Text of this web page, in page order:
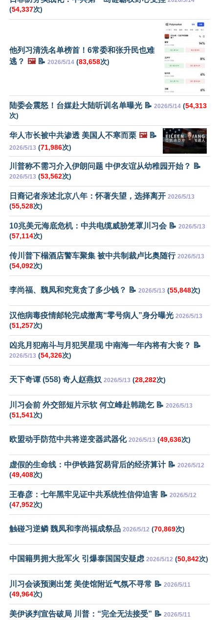
(54,337次)
他列习清洗名单榜首！6常委和张升民也难
逃？ 🖼️📝 2026/5/14 (83,658次)
陆委会震怒！台媒赴大陆听训名单曝光 📝 2026/5/14 (54,313
次)
华人市长被中共渗透 美国人不寒而栗 🖼️📝
2026/5/13 (71,986次)
川普称不需习介入伊朗问题 中伊友谊从幼稚园开始？ 📝
2026/5/13 (53,562次)
日裔记者亲述北京八年：怀著失望，选择离开 2026/5/13
(55,528次)
10兆美元海底危机：中共电缆威胁笼罩川习会 📝 2026/5/13
(57,114次)
传川普下榻酒店警车聚集 被中共制裁卢比奥随行 2026/5/13
(54,092次)
李尚福、魏凤和究竟贪了多少钱？ 📝 2026/5/13 (55,848次)
汉他病毒疫情邮轮完成撤离“零号病人”身分曝光 2026/5/13
(51,257次)
凶兆月犯南斗与月犯哭星现 中南海一年内将有大丧？ 📝
2026/5/13 (54,326次)
天下奇谭 (558) 奇人赵燕奴 2026/5/13 (28,282次)
川习会前 外交部短片示软 何立峰赴韩跪乞 📝 2026/5/13
(51,541次)
欧盟动手防范中共将逆变器武器化 2026/5/13 (49,636次)
虚假的生命线：中伊铁路贸易背后的经济算计 📝 2026/5/12
(49,408次)
王春彦：七年黑牢见证中共系统性信仰迫害 📝 2026/5/12
(47,952次)
触碰习逆鳞 魏凤和李尚福成祭品 2026/5/12 (70,869次)
中国籍男拥大批军火 引爆泰国国安疑虑 2026/5/12 (50,842次)
川习会谈预测出笼 美使馆附近气氛不寻常 📝 2026/5/11
(49,964次)
美伊谈判宣告破局 川普：“完全无法接受” 📝 2026/5/11